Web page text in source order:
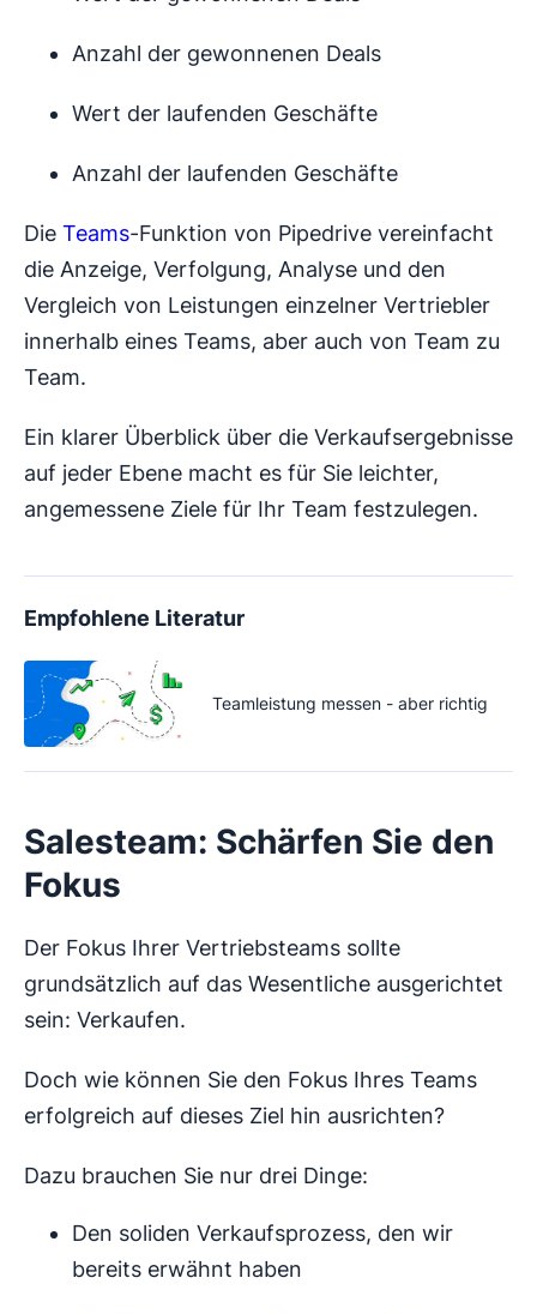
Anzahl der gewonnenen Deals
Wert der laufenden Geschäfte
Anzahl der laufenden Geschäfte
Die Teams-Funktion von Pipedrive vereinfacht
die Anzeige, Verfolgung, Analyse und den
Vergleich von Leistungen einzelner Vertriebler
innerhalb eines Teams, aber auch von Team zu
Team.
Ein klarer Überblick über die Verkaufsergebnisse
auf jeder Ebene macht es für Sie leichter,
angemessene Ziele für Ihr Team festzulegen.
Empfohlene Literatur
Teamleistung messen - aber richtig
Salesteam: Schärfen Sie den
Fokus
Der Fokus Ihrer Vertriebsteams sollte
grundsätzlich auf das Wesentliche ausgerichtet
sein: Verkaufen.
Doch wie können Sie den Fokus Ihres Teams
erfolgreich auf dieses Ziel hin ausrichten?
Dazu brauchen Sie nur drei Dinge:
Den soliden Verkaufsprozess, den wir
bereits erwähnt haben